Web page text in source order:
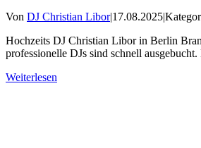
Von DJ Christian Libor|17.08.2025|
Hochzeits DJ Christian Libor in Berlin
professionelle DJs sind schnell
Weiterlesen